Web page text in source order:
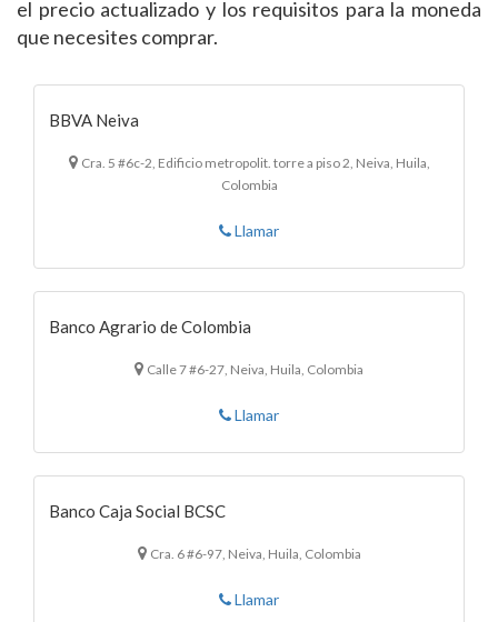
el precio actualizado y los requisitos para la moneda
que necesites comprar.
BBVA Neiva
Cra. 5 #6c-2, Edificio metropolit. torre a piso 2, Neiva, Huila,
Colombia
Llamar
Banco Agrario de Colombia
Calle 7 #6-27, Neiva, Huila, Colombia
Llamar
Banco Caja Social BCSC
Cra. 6 #6-97, Neiva, Huila, Colombia
Llamar